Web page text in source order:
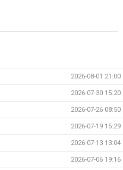
2026-08-01 21:00
2026-07-30 15:20
2026-07-26 08:50
2026-07-19 15:29
2026-07-13 13:04
2026-07-06 19:16